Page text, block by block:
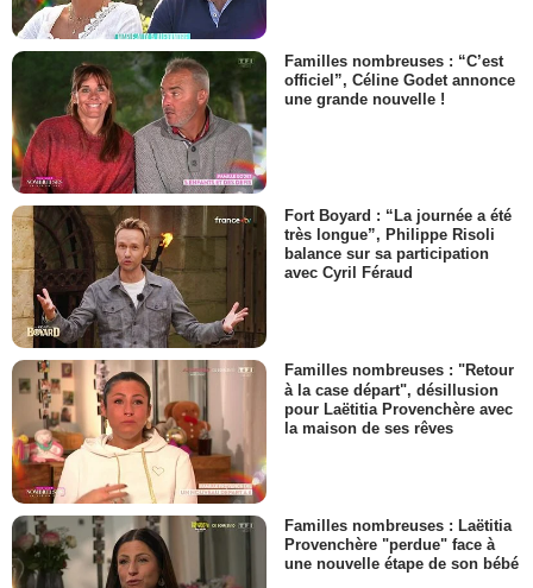
Familles nombreuses : “C’est
officiel”, Céline Godet annonce
une grande nouvelle !
Fort Boyard : “La journée a été
très longue”, Philippe Risoli
balance sur sa participation
avec Cyril Féraud
Familles nombreuses : "Retour
à la case départ", désillusion
pour Laëtitia Provenchère avec
la maison de ses rêves
Familles nombreuses : Laëtitia
Provenchère "perdue" face à
une nouvelle étape de son bébé